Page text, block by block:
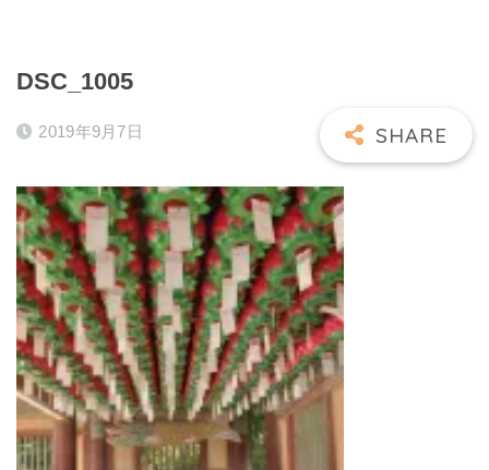
DSC_1005
2019年9月7日